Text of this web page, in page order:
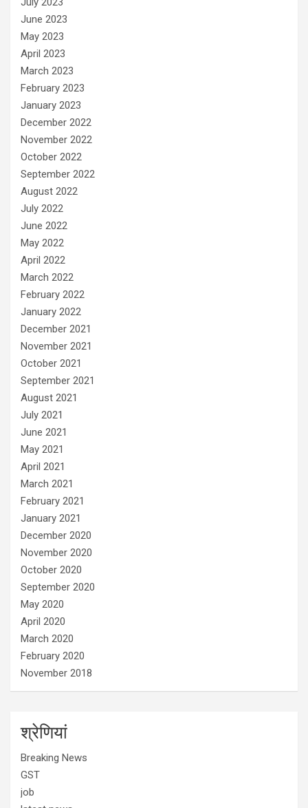
June 2023
May 2023
April 2023
March 2023
February 2023
January 2023
December 2022
November 2022
October 2022
September 2022
August 2022
July 2022
June 2022
May 2022
April 2022
March 2022
February 2022
January 2022
December 2021
November 2021
October 2021
September 2021
August 2021
July 2021
June 2021
May 2021
April 2021
March 2021
February 2021
January 2021
December 2020
November 2020
October 2020
September 2020
May 2020
April 2020
March 2020
February 2020
November 2018
श्रेणियां
Breaking News
GST
job